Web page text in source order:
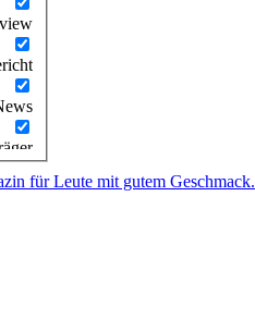
für Leute mit gutem Geschmack.